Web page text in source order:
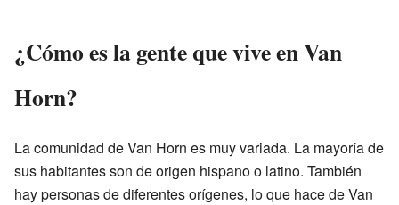
¿Cómo es la gente que vive en Van
Horn?
La comunidad de Van Horn es muy variada. La mayoría de
sus habitantes son de origen hispano o latino. También
hay personas de diferentes orígenes, lo que hace de Van